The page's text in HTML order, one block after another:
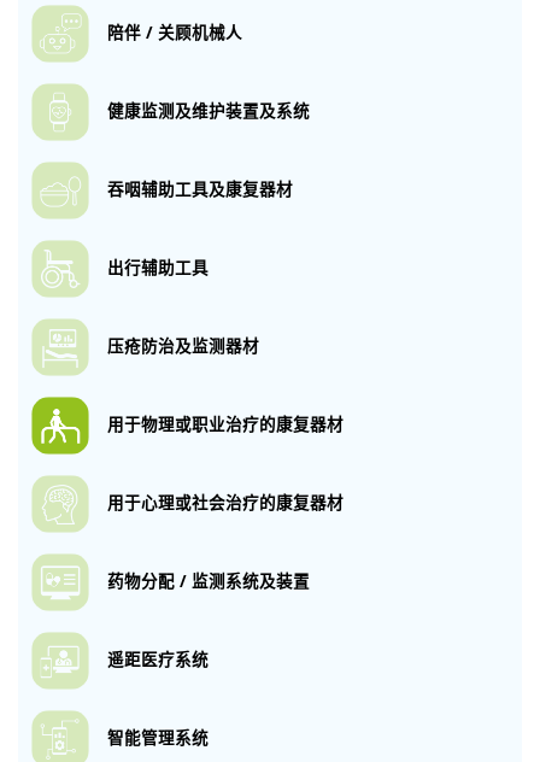
陪伴 / 关顾机械人
健康监测及维护装置及系统
吞咽辅助工具及康复器材
出行辅助工具
压疮防治及监测器材
用于物理或职业治疗的康复器材
用于心理或社会治疗的康复器材
药物分配 / 监测系统及装置
遥距医疗系统
智能管理系统